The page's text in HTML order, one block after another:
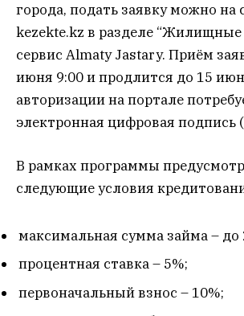
города, подать заявку можно на
kezekte.kz в разделе “Жилищные
сервис Almaty Jastary. Приём
июня 9:00 и продлится до 15
авторизации на портале
электронная цифровая подпись
В рамках программы
следующие условия
максимальная сумма займа – до
процентная ставка – 5%;
первоначальный взнос – 10%;